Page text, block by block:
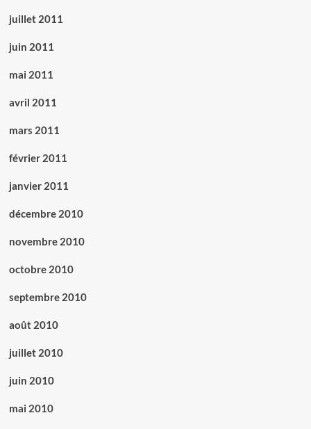
juillet 2011
juin 2011
mai 2011
avril 2011
mars 2011
février 2011
janvier 2011
décembre 2010
novembre 2010
octobre 2010
septembre 2010
août 2010
juillet 2010
juin 2010
mai 2010